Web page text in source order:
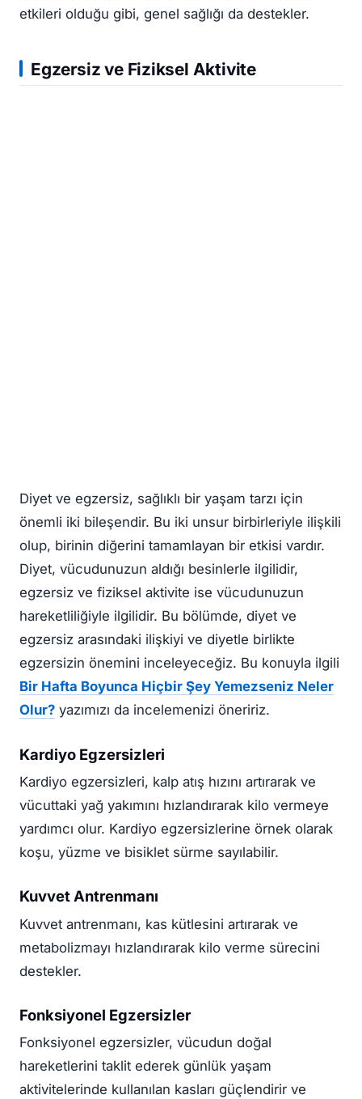
etkileri olduğu gibi, genel sağlığı da destekler.
Egzersiz ve Fiziksel Aktivite
Diyet ve egzersiz, sağlıklı bir yaşam tarzı için
önemli iki bileşendir. Bu iki unsur birbirleriyle ilişkili
olup, birinin diğerini tamamlayan bir etkisi vardır.
Diyet, vücudunuzun aldığı besinlerle ilgilidir,
egzersiz ve fiziksel aktivite ise vücudunuzun
hareketliliğiyle ilgilidir. Bu bölümde, diyet ve
egzersiz arasındaki ilişkiyi ve diyetle birlikte
egzersizin önemini inceleyeceğiz. Bu konuyla ilgili
Bir Hafta Boyunca Hiçbir Şey Yemezseniz Neler
Olur? yazımızı da incelemenizi öneririz.
Kardiyo Egzersizleri
Kardiyo egzersizleri, kalp atış hızını artırarak ve
vücuttaki yağ yakımını hızlandırarak kilo vermeye
yardımcı olur. Kardiyo egzersizlerine örnek olarak
koşu, yüzme ve bisiklet sürme sayılabilir.
Kuvvet Antrenmanı
Kuvvet antrenmanı, kas kütlesini artırarak ve
metabolizmayı hızlandırarak kilo verme sürecini
destekler.
Fonksiyonel Egzersizler
Fonksiyonel egzersizler, vücudun doğal
hareketlerini taklit ederek günlük yaşam
aktivitelerinde kullanılan kasları güçlendirir ve